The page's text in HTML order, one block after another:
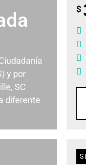
y por
SC
diferente
$